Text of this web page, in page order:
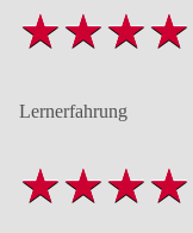
Lernerfahrung